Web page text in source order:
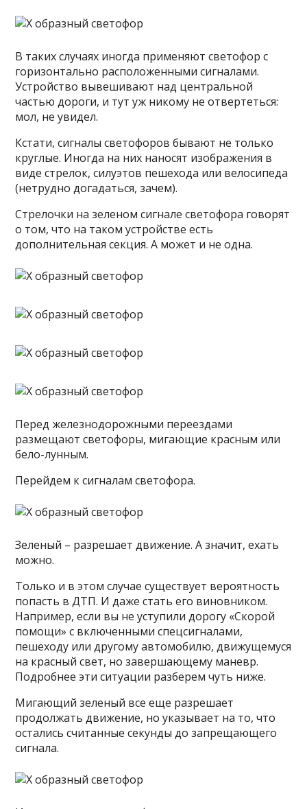
В таких случаях иногда применяют светофор с
горизонтально расположенными сигналами.
Устройство вывешивают над центральной
частью дороги, и тут уж никому не отвертеться:
мол, не увидел.
Кстати, сигналы светофоров бывают не только
круглые. Иногда на них наносят изображения в
виде стрелок, силуэтов пешехода или велосипеда
(нетрудно догадаться, зачем).
Стрелочки на зеленом сигнале светофора говорят
о том, что на таком устройстве есть
дополнительная секция. А может и не одна.
Перед железнодорожными переездами
размещают светофоры, мигающие красным или
бело-лунным.
Перейдем к сигналам светофора.
Зеленый – разрешает движение. А значит, ехать
можно.
Только и в этом случае существует вероятность
попасть в ДТП. И даже стать его виновником.
Например, если вы не уступили дорогу «Скорой
помощи» с включенными спецсигналами,
пешеходу или другому автомобилю, движущемуся
на красный свет, но завершающему маневр.
Подробнее эти ситуации разберем чуть ниже.
Мигающий зеленый все еще разрешает
продолжать движение, но указывает на то, что
остались считанные секунды до запрещающего
сигнала.